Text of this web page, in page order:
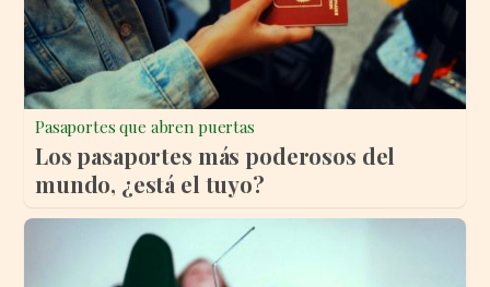
Pasaportes que abren puertas
Los pasaportes más poderosos del
mundo, ¿está el tuyo?